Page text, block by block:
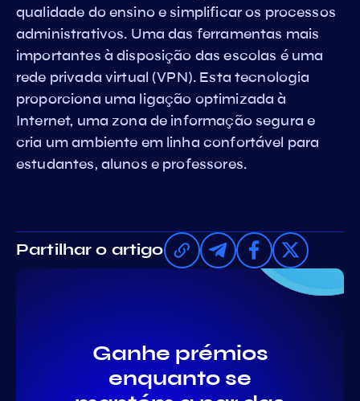
qualidade do ensino e simplificar os processos
administrativos. Uma das ferramentas mais
importantes à disposição das escolas é uma
rede privada virtual (VPN). Esta tecnologia
proporciona uma ligação optimizada à
Internet, uma zona de informação segura e
cria um ambiente em linha confortável para
estudantes, alunos e professores.
Partilhar o artigo
Ganhe prémios
enquanto se